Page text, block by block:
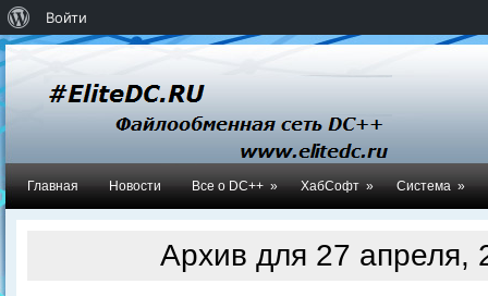
Главная Новости Все о DC++ » ХабСофт » Система »
Архив для 27 апреля,
Войти